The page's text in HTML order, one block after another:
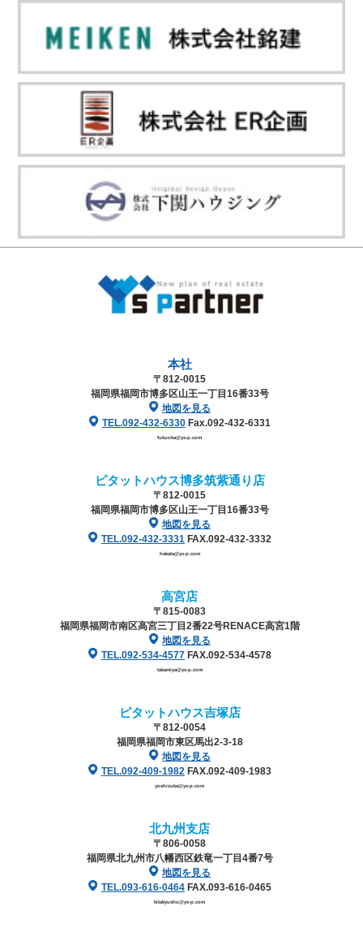
本社
〒812-0015
福岡県福岡市博多区山王一丁目16番33号
地図を見る
TEL.092-432-6330Fax.092-432-6331
fukuoka@ys-p.com
ピタットハウス博多筑紫通り店
〒812-0015
福岡県福岡市博多区山王一丁目16番33号
地図を見る
TEL.092-432-3331FAX.092-432-3332
hakata@ys-p.com
高宮店
〒815-0083
福岡県福岡市南区高宮三丁目2番22号RENACE高宮1階
地図を見る
TEL.092-534-4577FAX.092-534-4578
takamiya@ys-p.com
ピタットハウス吉塚店
〒812-0054
福岡県福岡市東区馬出2-3-18
地図を見る
TEL.092-409-1982FAX.092-409-1983
yoshizuka@ys-p.com
北九州支店
〒806-0058
福岡県北九州市八幡西区鉄竜一丁目4番7号
地図を見る
TEL.093-616-0464FAX.093-616-0465
kitakyushu@ys-p.com